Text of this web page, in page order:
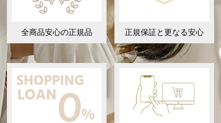
全商品安心の正規品 正規保証と更なる安心